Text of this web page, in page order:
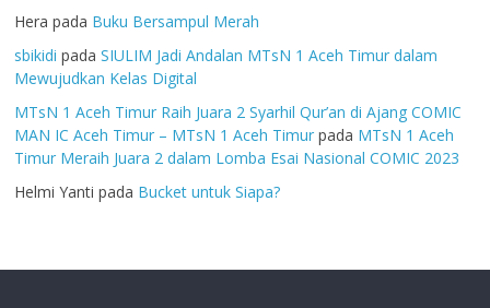
Hera pada Buku Bersampul Merah
sbikidi padaSIULIM Jadi Andalan MTsN 1 Aceh Timur dalam
Mewujudkan Kelas Digital
MTsN 1 Aceh Timur Raih Juara 2 Syarhil Qur’an di Ajang COMIC
MAN IC Aceh Timur – MTsN 1 Aceh Timur pada MTsN 1 Aceh
Timur Meraih Juara 2 dalam Lomba Esai Nasional COMIC 2023
Helmi Yanti pada Bucket untuk Siapa?